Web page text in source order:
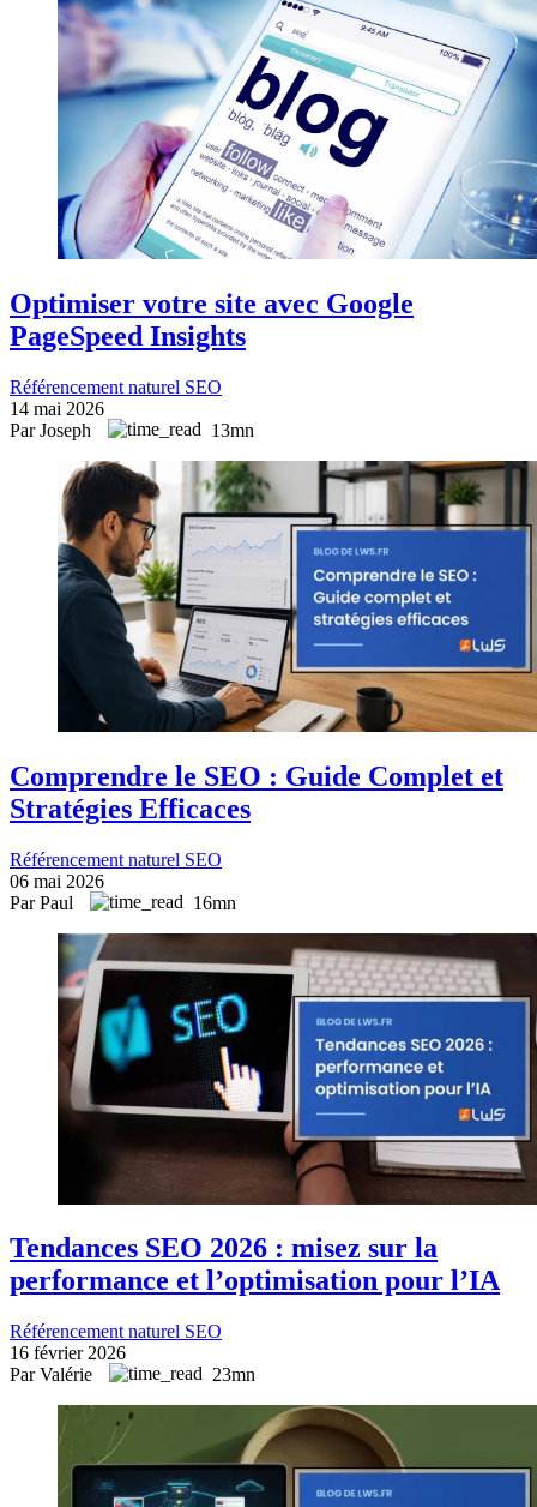
Optimiser votre site avec Google
PageSpeed Insights
Référencement naturel SEO
14 mai 2026
Par Joseph
13mn
Comprendre le SEO : Guide Complet et
Stratégies Efficaces
Référencement naturel SEO
06 mai 2026
Par Paul
16mn
Tendances SEO 2026 : misez sur la
performance et l’optimisation pour l’IA
Référencement naturel SEO
16 février 2026
Par Valérie
23mn